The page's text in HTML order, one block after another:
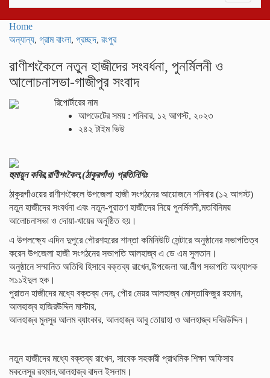
Home
অন্যান্য, গ্রাম বাংলা, প্রচ্ছদ, রংপুর
রাণীশংকৈলে নতুন হাজীদের সংবর্ধনা, পুনর্মিলনী ও
আলোচনাসভা-গাজীপুর সংবাদ
রিপোর্টারের নাম
আপডেটের সময় : শনিবার, ১২ আগস্ট, ২০২৩
২৪২ টাইম ভিউ
হুমায়ুন কবির,রাণীশংকৈল,(ঠাকুরগাঁও) প্রতিনিধিঃ
ঠাকুরগাঁওয়ের রাণীশংকৈলে উপজেলা হাজী সংগঠনের আয়োজনে শনিবার (১২ আগস্ট)
নতুন হাজীদের সংবর্ধনা এবং নতুন-পুরাতণ হাজীদের নিয়ে পুনর্মিলনী,মতবিনিময়
আলোচনাসভা ও দোয়া-খায়ের অনুষ্ঠিত হয়।
এ উপলক্ষ্যে এদিন দুপুরে পৌরশহরের শান্তা কমিনিউটি সেন্টারে অনুষ্ঠানের সভাপতিত্ব
করেন উপজেলা হাজী সংগঠনের সভাপতি আলহাজ্ব এ ডে এম সুলতান।
অনুষ্ঠানে সম্মানিত অতিথি হিসাবে বক্তব্য রাখেন,উপজেলা আ.লীগ সভাপতি অধ্যাপক
স১১ইদুল হক।
পুরাতন হাজীদের মধ্যে বক্তব্য দেন, পৌর মেয়র আলহাজ্ব মোস্তাফিজুর রহমান,
আলহাজ্ব হাজিরউদ্দিন মাস্টার,
আলহাজ্ব মুনসুর আলম ব্যাংকার, আলহাজ্ব আবু তোয়াহা ও আলহাজ্ব দবিরউদ্দিন।
নতুন হাজীদের মধ্যে বক্তব্য রাখেন, সাবেক সহকারী প্রাথমিক শিক্ষা অফিসার
মকলেসুর রহমান,আলহাজ্ব বাদল ইসলাম।